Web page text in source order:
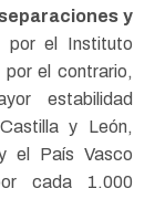
y
por el Instituto
el contrario,
estabilidad
y León,
el País Vasco
cada 1.000